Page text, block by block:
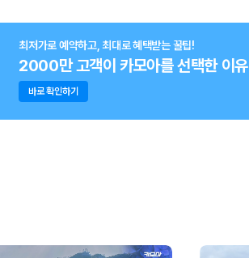
최저가로 예약하고, 최대로 혜택받는 꿀팁!
2000만 고객이 카모아를 선택한 이유
바로 확인하기